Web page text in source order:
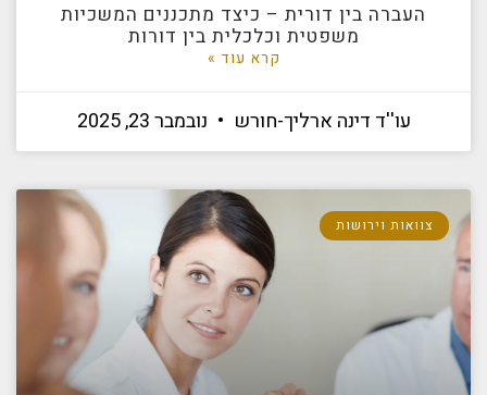
העברה בין דורית – כיצד מתכננים המשכיות
משפטית וכלכלית בין דורות
קרא עוד »
עו''ד דינה ארליך-חורש נובמבר 23, 2025
צוואות וירושות